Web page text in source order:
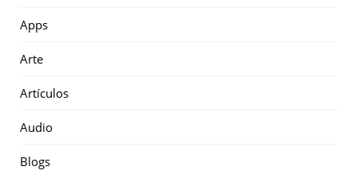
Apps
Arte
Artículos
Audio
Blogs